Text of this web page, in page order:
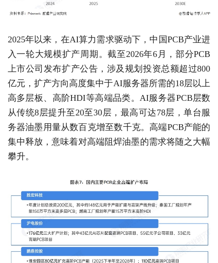
2025年以来，在AI算力需求驱动下，中国PCB产业进
入一轮大规模扩产周期。截至2026年6月，部分PCB
上市公司发布扩产公告，涉及规划投资总额超过800
亿元，扩产方向高度集中于AI服务器所需的18层以上
高多层板、高阶HDI等高端品类。AI服务器PCB层数
从传统8层提升至20至30层，最高可达78层，单台服
务器油墨用量从数百克增至数千克。高端PCB产能的
集中释放，意味着对高端阻焊油墨的需求将随之大幅
攀升。